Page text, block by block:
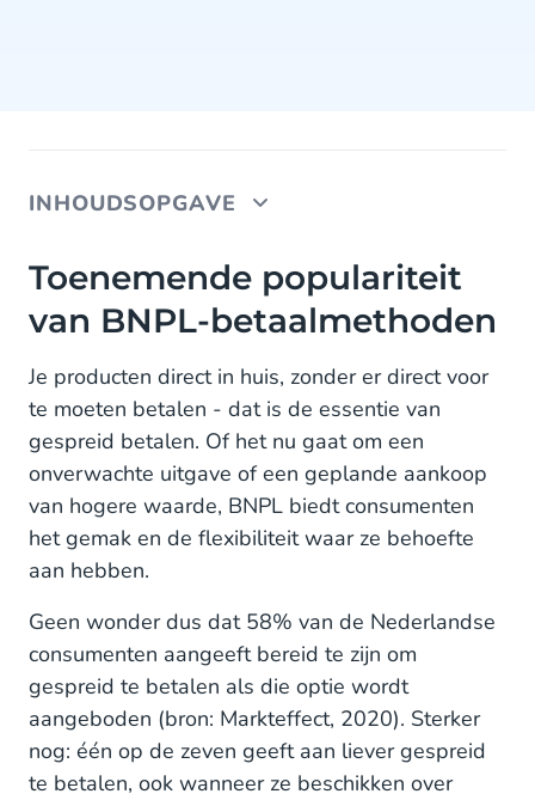
INHOUDSOPGAVE
Toenemende populariteit van BNPL-
betaalmethoden
Wat is dan wél verantwoord gespreid betalen?
in3 - voorbeeld voor een sociaal verantwoorde
BNPL-oplossing
Voor retailers: wat levert het op?
Gespreid betalen als onderdeel van je
Toenemende populariteit
van BNPL-betaalmethoden
Je producten direct in huis, zonder er direct voor
te moeten betalen - dat is de essentie van
gespreid betalen. Of het nu gaat om een
onverwachte uitgave of een geplande aankoop
van hogere waarde, BNPL biedt consumenten
het gemak en de flexibiliteit waar ze behoefte
aan hebben.
Geen wonder dus dat 58% van de Nederlandse
consumenten aangeeft bereid te zijn om
gespreid te betalen als die optie wordt
aangeboden (bron: Markteffect, 2020). Sterker
nog: één op de zeven geeft aan liever gespreid
te betalen, ook wanneer ze beschikken over